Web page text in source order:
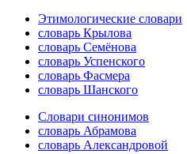
Этимологические словари
словарь Крылова
словарь Семёнова
словарь Успенского
словарь Фасмера
словарь Шанского
Словари синонимов
словарь Абрамова
словарь Александровой